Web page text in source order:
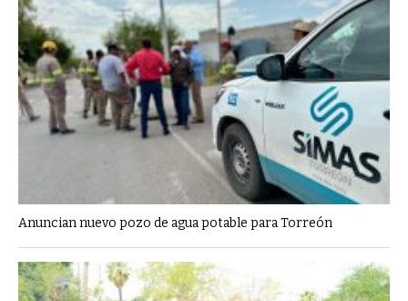
Anuncian nuevo pozo de agua potable para Torreón